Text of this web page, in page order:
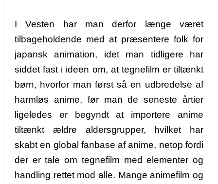
I Vesten har man derfor længe været
tilbageholdende med at præsentere folk for
japansk animation, idet man tidligere har
siddet fast i ideen om, at tegnefilm er tiltænkt
børn, hvorfor man først så en udbredelse af
harmløs anime, før man de seneste årtier
ligeledes er begyndt at importere anime
tiltænkt ældre aldersgrupper, hvilket har
skabt en global fanbase af anime, netop fordi
der er tale om tegnefilm med elementer og
handling rettet mod alle. Mange animefilm og